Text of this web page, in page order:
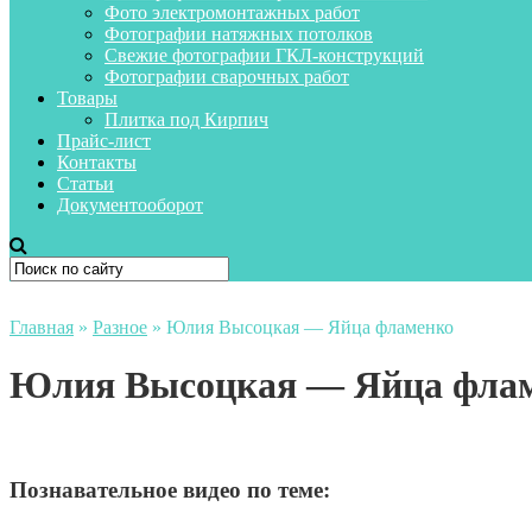
Фото электромонтажных работ
Фотографии натяжных потолков
Свежие фотографии ГКЛ-конструкций
Фотографии сварочных работ
Товары
Плитка под Кирпич
Прайс-лист
Контакты
Статьи
Документооборот
Главная » Разное » Юлия Высоцкая — Яйца фламенко
Юлия Высоцкая — Яйца
Познавательное видео по теме: